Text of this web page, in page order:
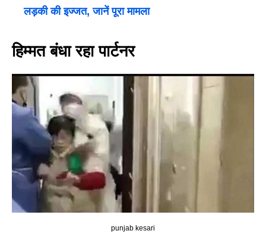
लड़की की इज्जत, जानें पूरा मामला
हिम्मत बंधा रहा पार्टनर
punjab kesari